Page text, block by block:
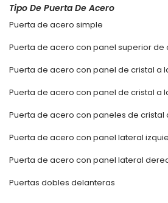
Tipo De Puerta De Acero
Puerta de acero simple
Puerta de acero con panel superior de
Puerta de acero con panel de cristal a
Puerta de acero con panel de cristal a
Puerta de acero con paneles de cristal
Puerta de acero con panel lateral
Puerta de acero con panel lateral
Puertas dobles delanteras